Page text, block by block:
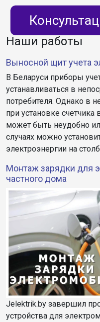
Наши работы
Выносной щит учета
В Беларуси приборы
устанавливаться в
потребителя. Однако в
при установке
может быть неудобно
случаях можно
электроэнергии на
Монтаж зарядки для
частного дома
Jelektrik.by завершил
устройства для